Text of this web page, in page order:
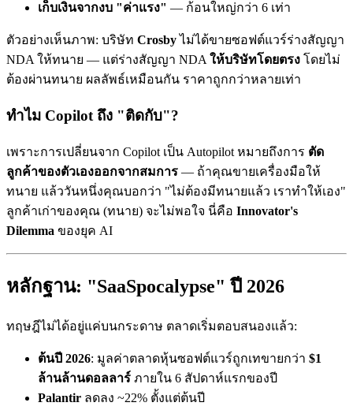
เก็บเงินจากงบ "ค่าแรง" — ก้อนใหญ่กว่า 6 เท่า
ตัวอย่างเห็นภาพ: บริษัท Crosbyไม่ได้ขายซอฟต์แวร์ร่างสัญญา
NDA ให้ทนาย — แต่ร่างสัญญา NDA ให้บริษัทโดยตรง โดยไม่
ต้องผ่านทนาย ผลลัพธ์เหมือนกัน ราคาถูกกว่าหลายเท่า
ทำไม Copilot ถึง "ติดกับ"?
เพราะการเปลี่ยนจาก Copilot เป็น Autopilot หมายถึงการ ตัด
ลูกค้าของตัวเองออกจากสมการ — ถ้าคุณขายเครื่องมือให้
ทนาย แล้ววันหนึ่งคุณบอกว่า "ไม่ต้องมีทนายแล้ว เราทำให้เอง"
ลูกค้าเก่าของคุณ (ทนาย) จะไม่พอใจ นี่คือ Innovator's
Dilemma ของยุค AI
หลักฐาน: "SaaSpocalypse" ปี 2026
ทฤษฎีไม่ได้อยู่แค่บนกระดาษ ตลาดเริ่มตอบสนองแล้ว:
ต้นปี 2026: มูลค่าตลาดหุ้นซอฟต์แวร์ถูกเทขายกว่า $1
ล้านล้านดอลลาร์ ภายใน 6 สัปดาห์แรกของปี
Palantir ลดลง ~22% ตั้งแต่ต้นปี